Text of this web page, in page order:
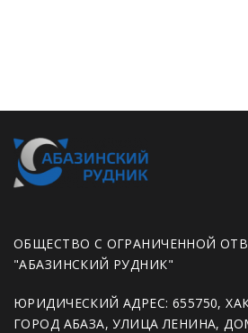
ОБЩЕСТВО С ОГРАНИЧЕННОЙ
"АБАЗИНСКИЙ РУДНИК"
ЮРИДИЧЕСКИЙ АДРЕС: 655750,
ГОРОД АБАЗА, УЛИЦА ЛЕНИНА,